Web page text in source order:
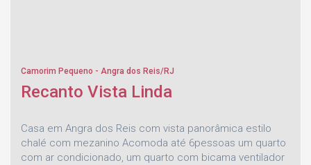
Camorim Pequeno - Angra dos Reis/RJ
Recanto Vista Linda
Casa em Angra dos Reis com vista panorâmica estilo
chalé com mezanino Acomoda até 6pessoas um quarto
com ar condicionado, um quarto com bicama ventilador